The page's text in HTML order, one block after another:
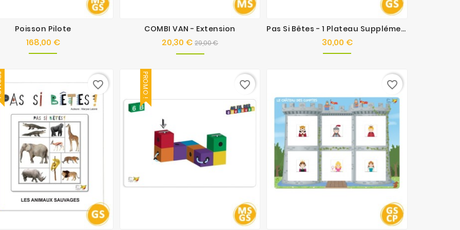
Poisson Pilote
168,00 €Prix
COMBI VAN - Extension
20,30 € Prix
de
29,00 €Prix
Pas Si Bêtes - 1 Plateau Supplémentaire
30,00 €Prix
! favorite_border PROMO ! favorite_border favorite_border